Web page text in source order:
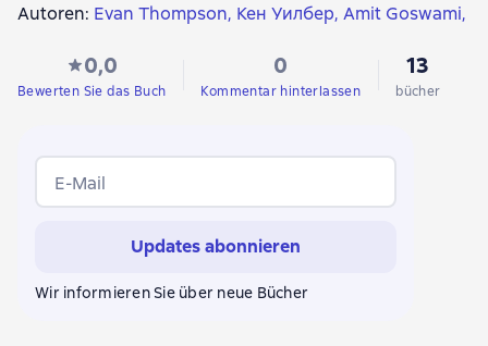
Autoren: Evan Thompson Кен Уилбер Amit Goswami
Francesc Fígols i Giné
Adam Frank
David Bohm
Charles Tart Penny Sartori Marcelo Gleiser
0,0
Bewerten Sie das Buch
0
Kommentar hinterlassen
13
bücher
E-Mail
Updates abonnieren
Wir informieren Sie über neue Bücher